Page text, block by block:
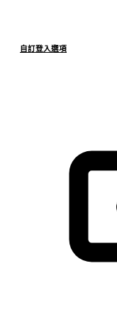
自訂登入選項